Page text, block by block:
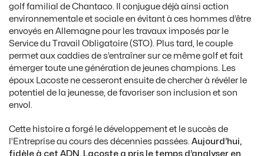
golf familial de Chantaco. Il conjugue déjà ainsi action
environnementale et sociale en évitant à ces hommes d’être
envoyés en Allemagne pour les travaux imposés par le
Service du Travail Obligatoire (STO). Plus tard, le couple
permet aux caddies de s’entraîner sur ce même golf et fait
émerger toute une génération de jeunes champions. Les
époux Lacoste ne cesseront ensuite de chercher à révéler le
potentiel de la jeunesse, de favoriser son inclusion et son
envol.
Cette histoire a forgé le développement et le succès de
l’Entreprise au cours des décennies passées. Aujourd’hui,
fidèle à cet ADN, Lacoste a pris le temps d’analyser en